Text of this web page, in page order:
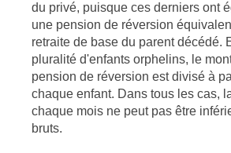
du privé, puisque ces derniers ont
une pension de réversion
retraite de base du parent décédé.
pluralité d'enfants orphelins, le
pension de réversion est divisé à
chaque enfant. Dans tous les cas,
chaque mois ne peut pas être
bruts.